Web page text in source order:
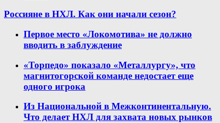
Россияне в НХЛ. Как они начали сезон?
Первое место «Локомотива» не должно
вводить в заблуждение
«Торпедо» показало «Металлургу», что
магнитогорской команде недостает еще
одного игрока
Из Национальной в Межконтинентальную.
Что делает НХЛ для захвата новых рынков